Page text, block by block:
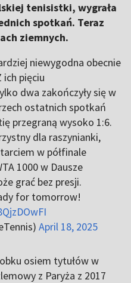
tenisistki, wygrała
spotkań. Teraz
ziemnych.
niewygodna obecnie
pięciu
dwa zakończyły się w
ostatnich spotkań
przegraną wysoko 1:6.
dla raszynianki,
w półfinale
1000 w Dausze
grać bez presji.
for tomorrow!
April 18, 2025
osiem tytułów w
z Paryża z 2017